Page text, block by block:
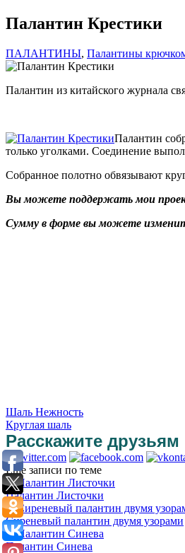
Палантин Крестики
ПАЛАНТИНЫ, Палантины
Палантин из китайского журнала
Палантин
только уголками. Соединение
Собранное полотно обвязывают
Вы можете поддержать мои
Сумму в форме вы можете
Шаль Нежность
Круглая шаль
Расскажите друзьям
Еще записи по теме
Палантин Листочки
Сиреневый палантин двумя узорами
Палантин Синева